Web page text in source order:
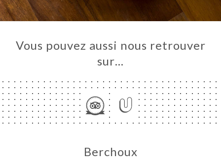
Vous pouvez aussi nous retrouver
sur…
Berchoux